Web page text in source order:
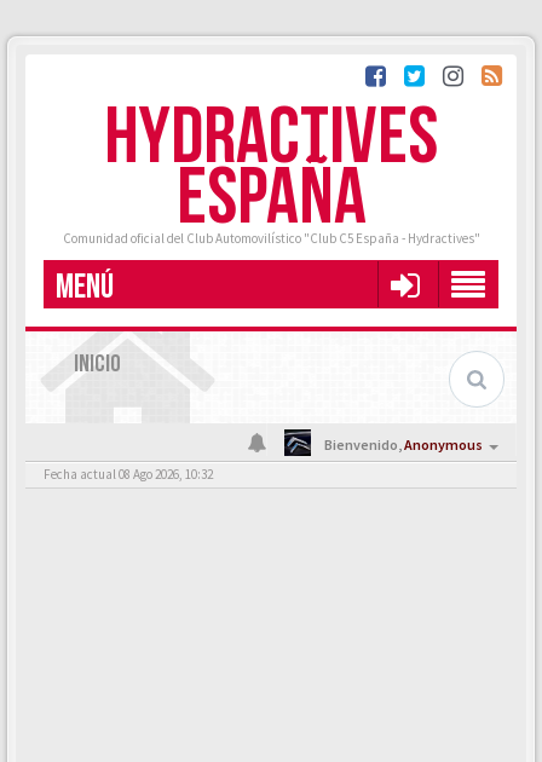
HYDRACTIVES
ESPAÑA
Comunidad oficial del Club Automovilístico "Club C5 España - Hydractives"
MENÚ
INICIO
Bienvenido,Anonymous
Fecha actual 08 Ago 2026, 10:32